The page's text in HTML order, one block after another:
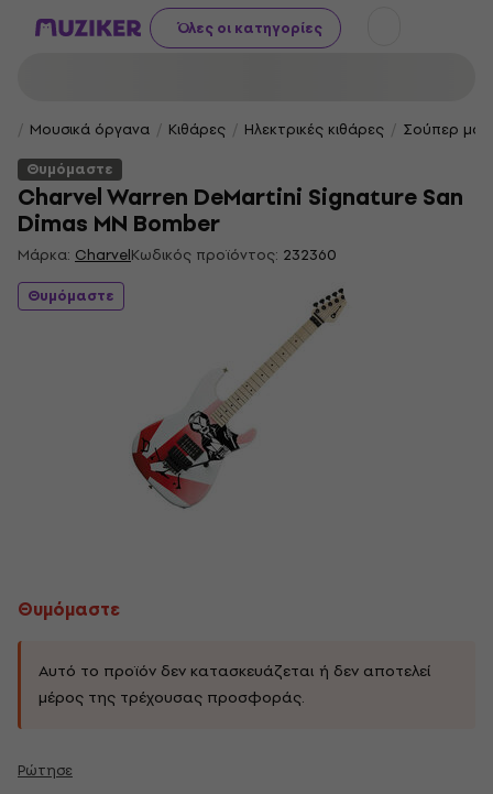
Όλες οι κατηγορίες
Μουσικά όργανα Κιθάρες Ηλεκτρικές κιθάρες
Σούπερ
Θυμόμαστε
Charvel Warren DeMartini Signature San
Dimas MN Bomber
Μάρκα: CharvelΚωδικός προϊόντος: 232360
Θυμόμαστε
Θυμόμαστε
Αυτό το προϊόν δεν κατασκευάζεται ή δεν αποτελεί
μέρος της τρέχουσας προσφοράς.
Ρώτησε